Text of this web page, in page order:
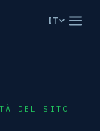
IT
DEL SITO